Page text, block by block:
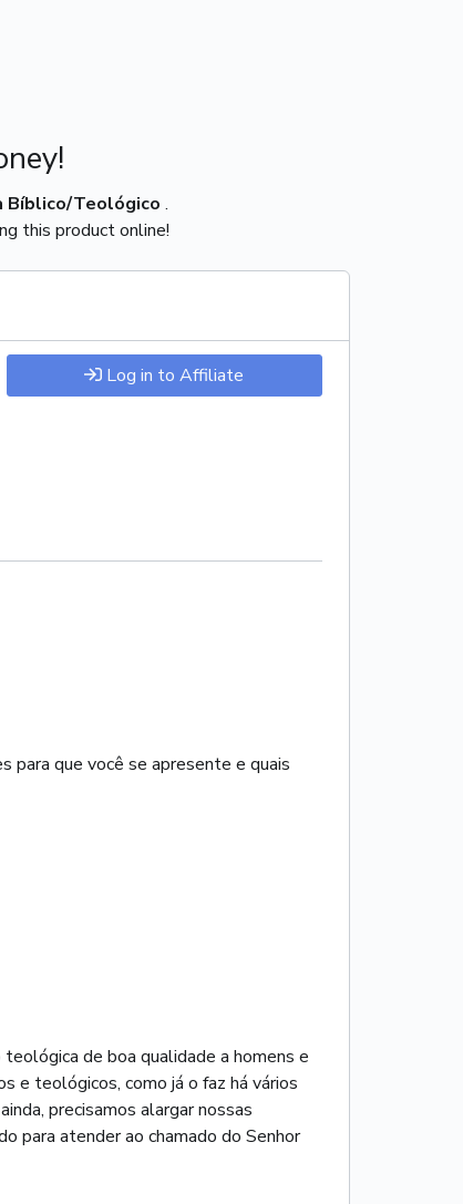
Bíblico/Teológico .
this product online!
Log in to Affiliate
para que você se apresente e quais
de boa qualidade a homens e
e teológicos, como já o faz há vários
precisamos alargar nossas
para atender ao chamado do Senhor